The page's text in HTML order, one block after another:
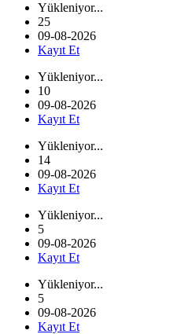
Yükleniyor...
25
09-08-2026
Kayıt Et
Yükleniyor...
10
09-08-2026
Kayıt Et
Yükleniyor...
14
09-08-2026
Kayıt Et
Yükleniyor...
5
09-08-2026
Kayıt Et
Yükleniyor...
5
09-08-2026
Kayıt Et